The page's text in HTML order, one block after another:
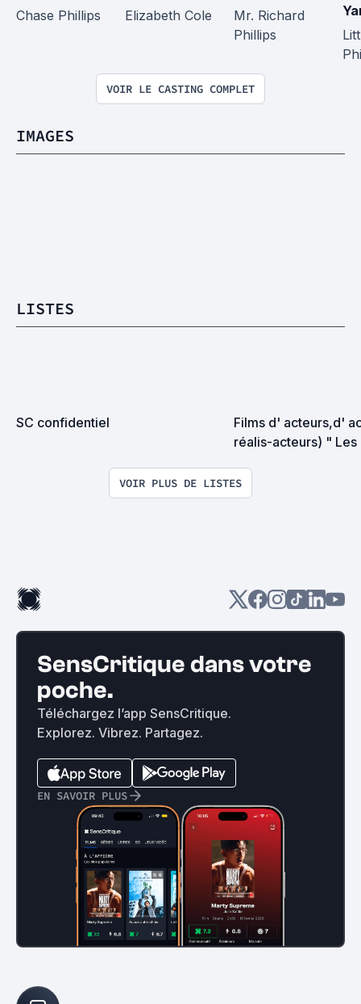
Chase Phillips
Elizabeth Cole
Mr. Richard
Phillips
VOIR LE CASTING COMPLET
IMAGES
LISTES
SC confidentiel
Films d' acteurs,d'
réalis-acteurs) " Les
VOIR PLUS DE LISTES
SensCritique dans votre
poche.
Téléchargez l’app SensCritique.
Explorez. Vibrez. Partagez.
EN SAVOIR PLUS